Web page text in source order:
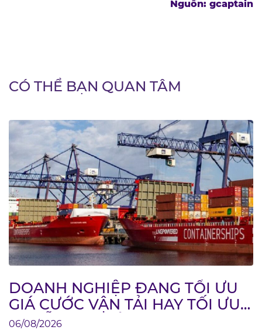
Nguồn: gcaptain
CÓ THỂ BẠN QUAN TÂM
DOANH NGHIỆP ĐANG TỐI ƯU
GIÁ CƯỚC VẬN TẢI HAY TỐI ƯU
CHUỖI CUNG ỨNG?
06/08/2026